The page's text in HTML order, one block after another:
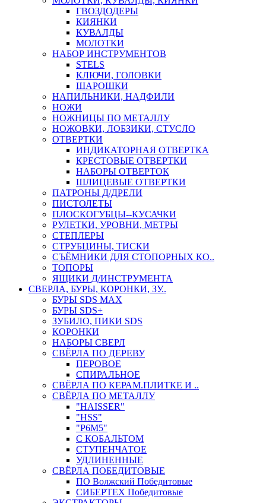
ГВОЗДОДЕРЫ
КИЯНКИ
КУВАЛДЫ
МОЛОТКИ
НАБОР ИНСТРУМЕНТОВ
STELS
КЛЮЧИ, ГОЛОВКИ
ШАРОШКИ
НАПИЛЬНИКИ, НАДФИЛИ
НОЖИ
НОЖНИЦЫ ПО МЕТАЛЛУ
НОЖОВКИ, ЛОБЗИКИ, СТУСЛО
ОТВЕРТКИ
ИНДИКАТОРНАЯ ОТВЕРТКА
КРЕСТОВЫЕ ОТВЕРТКИ
НАБОРЫ ОТВЕРТОК
ШЛИЦЕВЫЕ ОТВЕРТКИ
ПАТРОНЫ Д/ДРЕЛИ
ПИСТОЛЕТЫ
ПЛОСКОГУБЦЫ--КУСАЧКИ
РУЛЕТКИ, УРОВНИ, МЕТРЫ
СТЕПЛЕРЫ
СТРУБЦИНЫ, ТИСКИ
СЪЁМНИКИ ДЛЯ СТОПОРНЫХ КО..
ТОПОРЫ
ЯЩИКИ Д/ИНСТРУМЕНТА
СВЕРЛА, БУРЫ, КОРОНКИ, ЗУ..
БУРЫ SDS MAX
БУРЫ SDS+
ЗУБИЛО, ПИКИ SDS
КОРОНКИ
НАБОРЫ СВЕРЛ
СВЁРЛА ПО ДЕРЕВУ
ПЕРОВОЕ
СПИРАЛЬНОЕ
СВЁРЛА ПО КЕРАМ.ПЛИТКЕ И ..
СВЁРЛА ПО МЕТАЛЛУ
"HAISSER"
"HSS"
"Р6М5"
С КОБАЛЬТОМ
СТУПЕНЧАТОЕ
УДЛИНЕННЫЕ
СВЁРЛА ПОБЕДИТОВЫЕ
ПО Волжский Победитовые
СИБЕРТЕХ Победитовые